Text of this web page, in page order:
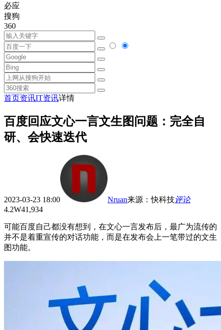
必应
搜狗
360
首页资讯IT资讯详情
百度回应文心一言文生图问题：完全自
研、会快速迭代
2023-03-23 18:00 Nruan来源 ：快科技评论
4.2W41,934
可能百度自己都没有想到，在文心一言发布后，最广为流传的
并不是着重宣传的对话功能，而是在发布会上一笔带过的文生
图功能。